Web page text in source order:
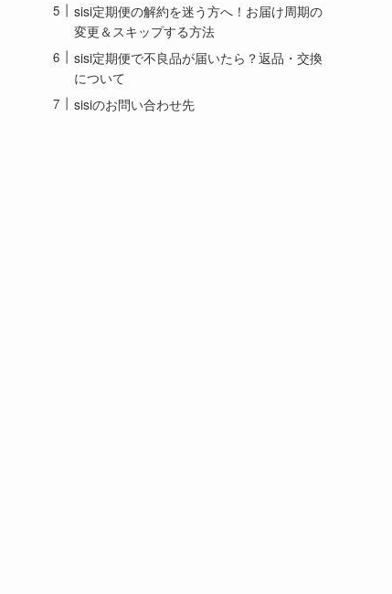
sisi定期便の解約を迷う方へ！お届け周期の
変更＆スキップする方法
sisi定期便で不良品が届いたら？返品・交換
について
sisiのお問い合わせ先